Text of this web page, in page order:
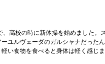
高校の時に新体操を始めました
ユルヴェーダのガルシャナだっ
い食物を食べると身体は軽く感じま